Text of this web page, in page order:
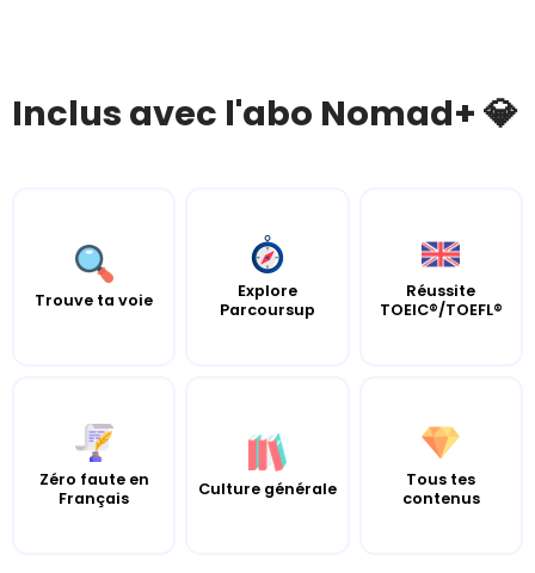
Inclus avec l'abo Nomad+ 💎
Trouve ta voie
Explore
Parcoursup
Réussite
TOEIC®/TOEFL®
Zéro faute en
Français
Culture générale
Tous tes
contenus